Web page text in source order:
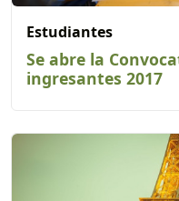
Estudiantes
Se abre la
ingresantes 2017